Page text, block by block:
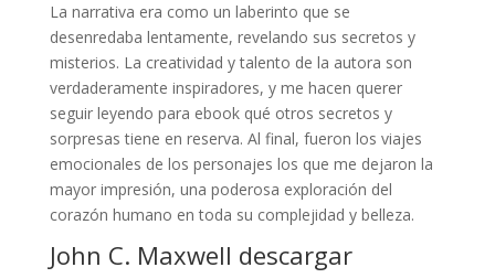
La narrativa era como un laberinto que se
desenredaba lentamente, revelando sus secretos y
misterios. La creatividad y talento de la autora son
verdaderamente inspiradores, y me hacen querer
seguir leyendo para ebook qué otros secretos y
sorpresas tiene en reserva. Al final, fueron los viajes
emocionales de los personajes los que me dejaron la
mayor impresión, una poderosa exploración del
corazón humano en toda su complejidad y belleza.
John C. Maxwell descargar